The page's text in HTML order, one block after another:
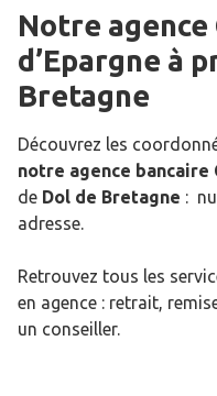
Notre agence
d’Epargne à
Bretagne
Découvrez les
notre agence bancaire
de Dol de Bretagne :
adresse.
Retrouvez tous les
en agence : retrait,
un conseiller.